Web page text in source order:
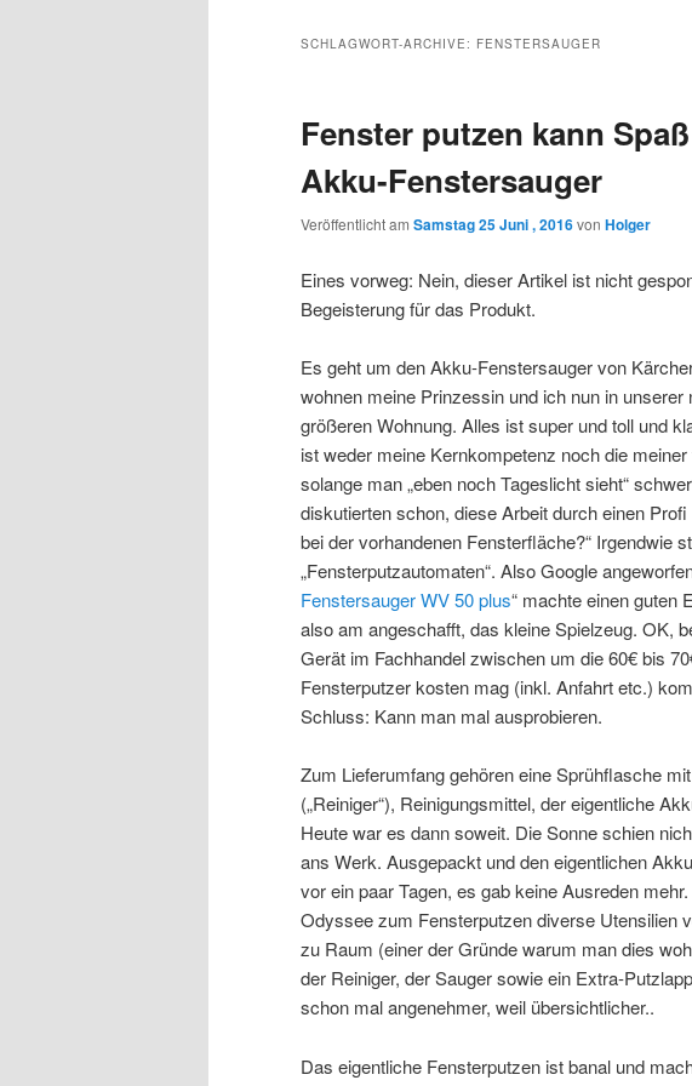
wechseln
SCHLAGWORT-ARCHIVE: FENSTERSAUGER
Fenster putzen kann
Akku-Fenstersauger
Veröffentlicht am Samstag 25 Juni , 2016von Holger
Eines vorweg: Nein, dieser Artikel ist nicht
Begeisterung für das Produkt.
Es geht um den Akku-Fenstersauger von
wohnen meine Prinzessin und ich nun in
größeren Wohnung. Alles ist super und toll und
ist weder meine Kernkompetenz noch die
solange man „eben noch Tageslicht sieht“
diskutierten schon, diese Arbeit durch einen
bei der vorhandenen Fensterfläche?“ Irgendwie
„Fensterputzautomaten“. Also Google
Fenstersauger WV 50 plus“ machte einen guten
also am angeschafft, das kleine Spielzeug. OK,
Gerät im Fachhandel zwischen um die 60€ bis
Fensterputzer kosten mag (inkl. Anfahrt etc.)
Schluss: Kann man mal ausprobieren.
Zum Lieferumfang gehören eine Sprühflasche
(„Reiniger“), Reinigungsmittel, der eigentliche
Heute war es dann soweit. Die Sonne schien
ans Werk. Ausgepackt und den eigentlichen
vor ein paar Tagen, es gab keine Ausreden
Odyssee zum Fensterputzen diverse Utensilien
zu Raum (einer der Gründe warum man dies
der Reiniger, der Sauger sowie ein Extra-
schon mal angenehmer, weil übersichtlicher..
Das eigentliche Fensterputzen ist banal und